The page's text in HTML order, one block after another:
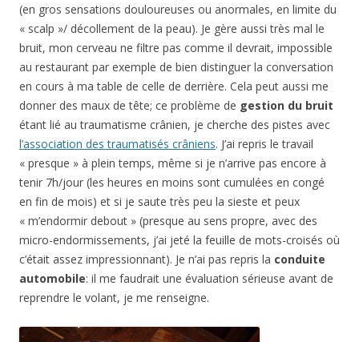
(en gros sensations douloureuses ou anormales, en limite du
« scalp »/ décollement de la peau). Je gère aussi très mal le
bruit, mon cerveau ne filtre pas comme il devrait, impossible
au restaurant par exemple de bien distinguer la conversation
en cours à ma table de celle de derrière. Cela peut aussi me
donner des maux de tête; ce problème de gestion du bruit
étant lié au traumatisme crânien, je cherche des pistes avec
l’association des traumatisés crâniens. J’ai repris le travail
« presque » à plein temps, même si je n’arrive pas encore à
tenir 7h/jour (les heures en moins sont cumulées en congé
en fin de mois) et si je saute très peu la sieste et peux
« m’endormir debout » (presque au sens propre, avec des
micro-endormissements, j’ai jeté la feuille de mots-croisés où
c’était assez impressionnant). Je n’ai pas repris la conduite
automobile: il me faudrait une évaluation sérieuse avant de
reprendre le volant, je me renseigne.